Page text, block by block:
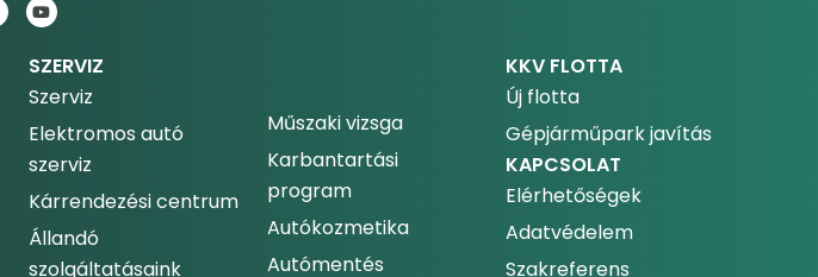
SZERVIZ
Szerviz
Elektromos autó
szerviz
Kárrendezési centrum
Állandó
szolgáltatásaink
Műszaki vizsga
Karbantartási
program
Autókozmetika
Autómentés
KKV FLOTTA
Új flotta
Gépjárműpark javítás
KAPCSOLAT
Elérhetőségek
Adatvédelem
Szakreferens